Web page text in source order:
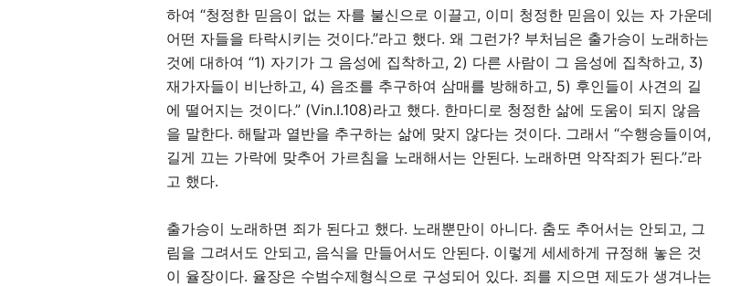
하여 “청정한 믿음이 없는 자를 불신으로 이끌고, 이미 청정한 믿음이 있는 자 가운데
어떤 자들을 타락시키는 것이다.”라고 했다. 왜 그런가? 부처님은 출가승이 노래하는
것에 대하여 “1) 자기가 그 음성에 집착하고, 2) 다른 사람이 그 음성에 집착하고, 3)
재가자들이 비난하고, 4) 음조를 추구하여 삼매를 방해하고, 5) 후인들이 사견의 길
에 떨어지는 것이다.” (Vin.I.108)라고 했다. 한마디로 청정한 삶에 도움이 되지 않음
을 말한다. 해탈과 열반을 추구하는 삶에 맞지 않다는 것이다. 그래서 “수행승들이여,
길게 끄는 가락에 맞추어 가르침을 노래해서는 안된다. 노래하면 악작죄가 된다.”라
고 했다.
출가승이 노래하면 죄가 된다고 했다. 노래뿐만이 아니다. 춤도 추어서는 안되고, 그
림을 그려서도 안되고, 음식을 만들어서도 안된다. 이렇게 세세하게 규정해 놓은 것
이 율장이다. 율장은 수범수제형식으로 구성되어 있다. 죄를 지으면 제도가 생겨나는